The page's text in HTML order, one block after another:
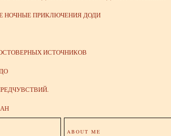
НОЧНЫЕ ПРИКЛЮЧЕНИЯ ДОДИ
ИСТОЧНИКОВ
ABOUT ME